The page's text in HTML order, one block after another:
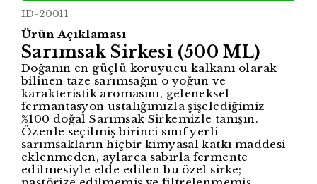
ID-20011
Ürün Açıklaması -
Sarımsak Sirkesi (500 ML)
Doğanın en güçlü koruyucu kalkanı olarak
bilinen taze sarımsağın o yoğun ve
karakteristik aromasını, geleneksel
fermantasyon ustalığımızla şişelediğimiz
%100 doğal Sarımsak Sirkemizle tanışın.
Özenle seçilmiş birinci sınıf yerli
sarımsakların hiçbir kimyasal katkı maddesi
eklenmeden, aylarca sabırla fermente
edilmesiyle elde edilen bu özel sirke;